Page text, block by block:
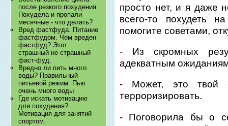
после резкого похудения.
Похудела и пропали
месячные - что делать?
Вред фастфуда. Питание
фастфудом. Чем вреден
фастфуд? Этот
страшный не страшный
фаст-фуд.
Вредно ли пить много
воды? Правильный
питьевой режим. Пью
очень много воды
Где искать мотивацию
для похудения?
Мотивация для занятий
спортом.
просто нет, и я даже
всего-то похудеть
помогите советами,
- Из скромных
адекватным
- Может, это твой
терроризировать.
- Поговорила бы о